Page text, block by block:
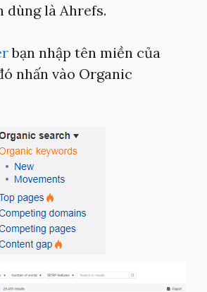
dùng là Ahrefs.
bạn nhập tên miền của
nhấn vào Organic